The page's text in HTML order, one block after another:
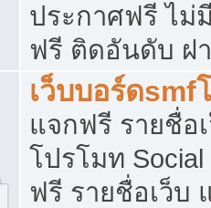
ประกาศฟรี ไม่
ฟรี ติดอันดับ ฝ
เว็บบอร์ดsmf
แจกฟรี รายชื่อ
โปรโมท
ฟรี รายชื่อเว็บ